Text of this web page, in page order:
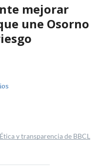
mejorar
une Osorno
Ética y transparencia de BBCL